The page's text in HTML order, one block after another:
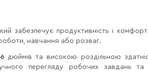
забезпечує продуктивність і
навчання або розваг.
дюймів та високою роздільною
перегляду робочих завдань та